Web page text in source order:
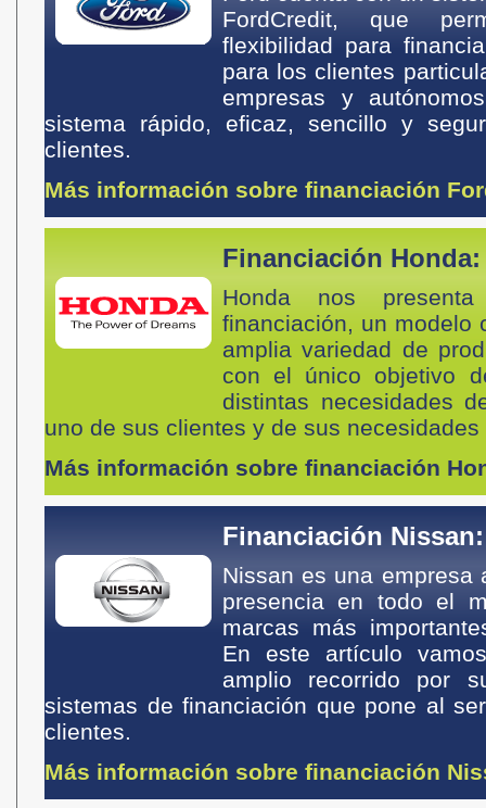
FordCredit, que
flexibilidad para
para los clientes
empresas y
sistema rápido, eficaz, sencillo y
clientes.
Más información sobre financiación
Financiación Honda:
Honda nos
financiación, un modelo
amplia variedad de
con el único objetivo
distintas necesidades
uno de sus clientes y de sus
Más información sobre financiación
Financiación Nissan:
Nissan es una empresa
presencia en todo el
marcas más
En este artículo
amplio recorrido por
sistemas de financiación que pone al
clientes.
Más información sobre financiación